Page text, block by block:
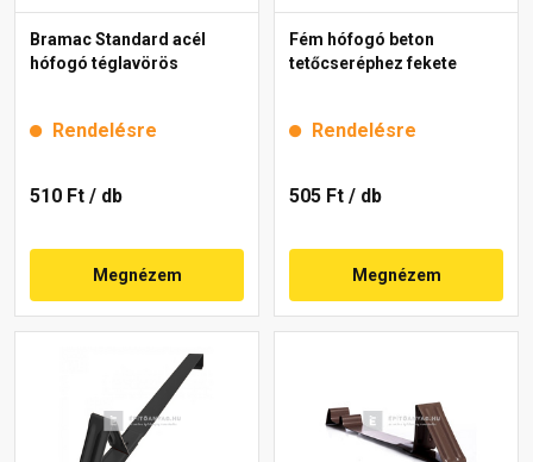
Bramac Standard acél
hófogó téglavörös
Rendelésre
510 Ft / db
Megnézem
Fém hófogó beton
tetőcseréphez fekete
Rendelésre
505 Ft / db
Megnézem